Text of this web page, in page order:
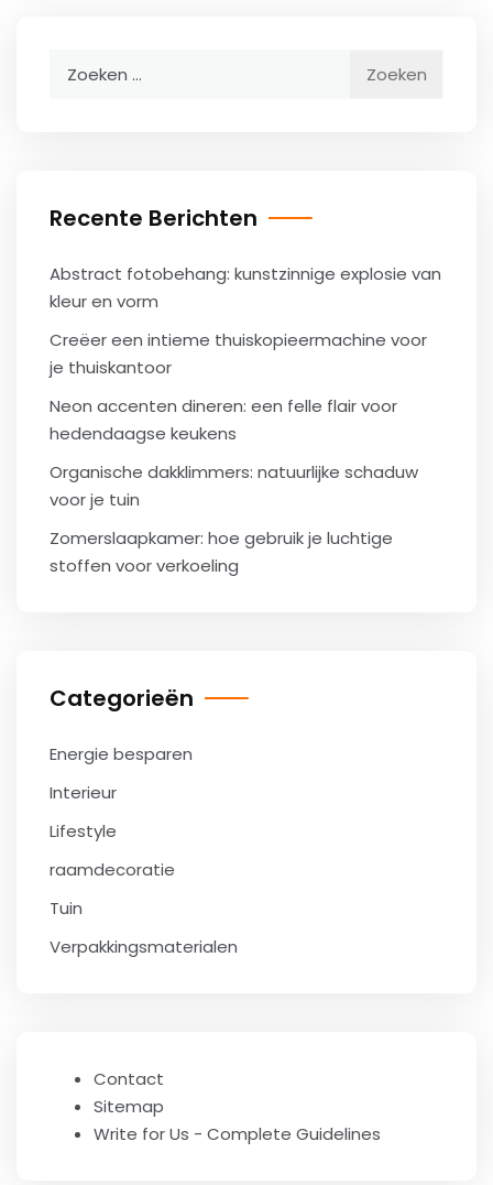
Zoeken
Recente Berichten
Abstract fotobehang: kunstzinnige explosie van
kleur en vorm
Creëer een intieme thuiskopieermachine voor
je thuiskantoor
Neon accenten dineren: een felle flair voor
hedendaagse keukens
Organische dakklimmers: natuurlijke schaduw
voor je tuin
Zomerslaapkamer: hoe gebruik je luchtige
stoffen voor verkoeling
Categorieën
Energie besparen
Interieur
Lifestyle
raamdecoratie
Tuin
Verpakkingsmaterialen
Contact
Sitemap
Write for Us - Complete Guidelines